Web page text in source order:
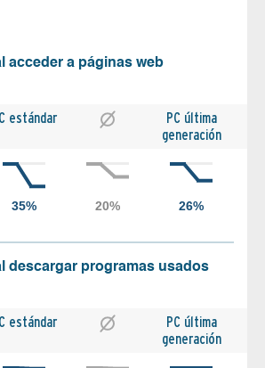
acceder a páginas web
estándar
PC última
generación
descargar programas usados
estándar
PC última
generación